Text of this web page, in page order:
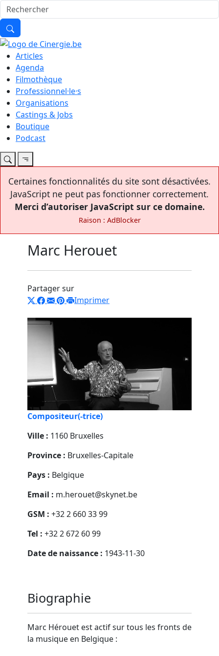
Articles
Agenda
Filmothèque
Professionnel·le·s
Organisations
Castings & Jobs
Boutique
Podcast
Certaines fonctionnalités du site sont désactivées.
JavaScript ne peut pas fonctionner correctement.
Merci d’autoriser JavaScript sur ce domaine.
Raison : AdBlocker
Marc Herouet
Partager sur
Imprimer
Compositeur(-trice)
Ville : 1160 Bruxelles
Province : Bruxelles-Capitale
Pays : Belgique
Email : m.herouet@skynet.be
GSM : +32 2 660 33 99
Tel : +32 2 672 60 99
Date de naissance : 1943-11-30
Biographie
Marc Hérouet est actif sur tous les fronts de
la musique en Belgique :